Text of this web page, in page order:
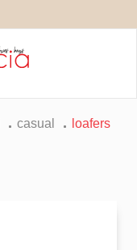
casual
loafers